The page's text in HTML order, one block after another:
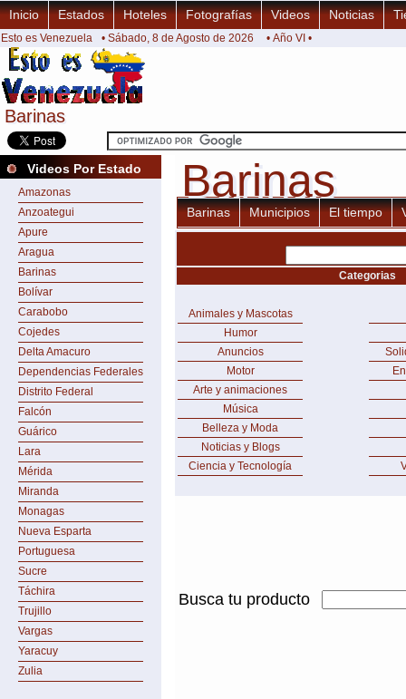
Barinas
Barinas
Inicio Estados Hoteles Fotografías Videos Noticias
Esto es Venezuela • Sábado, 8 de Agosto de 2026 • Año VI •
Videos Por Estado
Amazonas
Anzoategui
Apure
Aragua
Barinas
Bolívar
Carabobo
Cojedes
Delta Amacuro
Dependencias Federales
Distrito Federal
Falcón
Guárico
Lara
Mérida
Miranda
Monagas
Nueva Esparta
Portuguesa
Sucre
Táchira
Trujillo
Vargas
Yaracuy
Zulia
Barinas
Barinas
Barinas Municipios El tiempo
Categorias
Animales y Mascotas
Humor
Anuncios
Motor
Arte y animaciones
Música
Belleza y Moda
Noticias y Blogs
Ciencia y Tecnología
Busca tu producto